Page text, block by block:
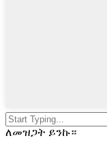
ለመዝጋት ይንኩ።